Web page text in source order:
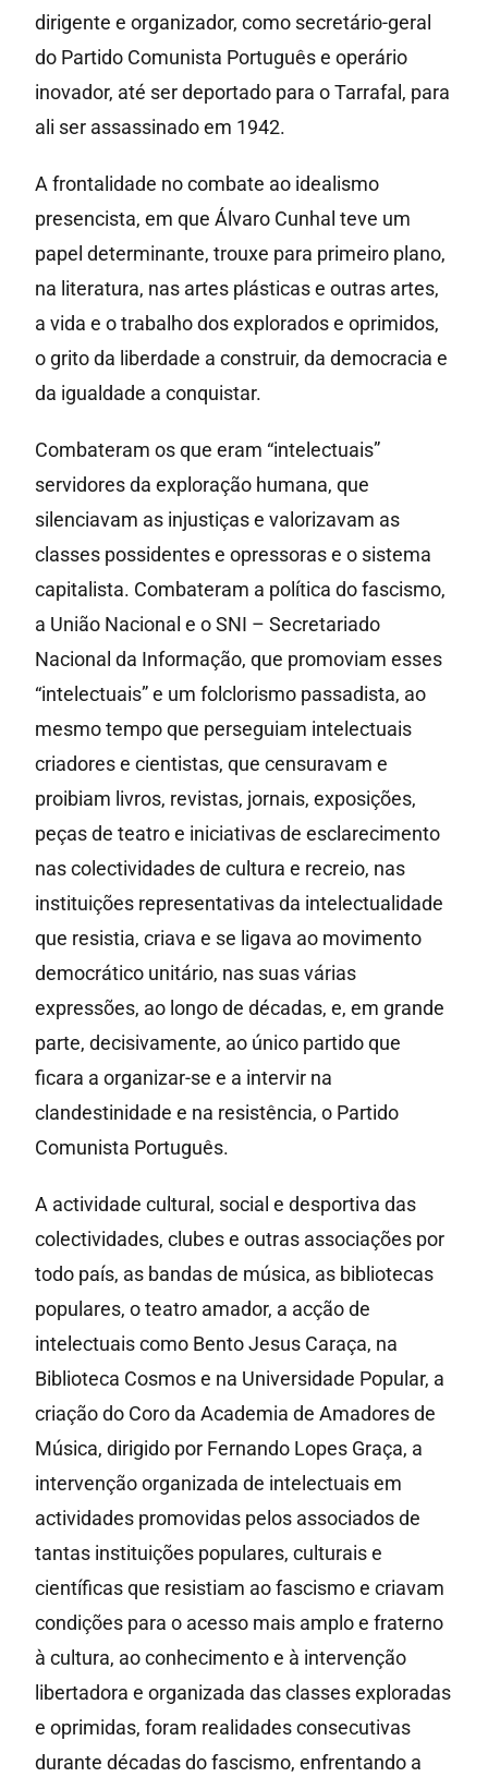
dirigente e organizador, como secretário-geral
do Partido Comunista Português e operário
inovador, até ser deportado para o Tarrafal, para
ali ser assassinado em 1942.
A frontalidade no combate ao idealismo
presencista, em que Álvaro Cunhal teve um
papel determinante, trouxe para primeiro plano,
na literatura, nas artes plásticas e outras artes,
a vida e o trabalho dos explorados e oprimidos,
o grito da liberdade a construir, da democracia e
da igualdade a conquistar.
Combateram os que eram “intelectuais”
servidores da exploração humana, que
silenciavam as injustiças e valorizavam as
classes possidentes e opressoras e o sistema
capitalista. Combateram a política do fascismo,
a União Nacional e o SNI – Secretariado
Nacional da Informação, que promoviam esses
“intelectuais” e um folclorismo passadista, ao
mesmo tempo que perseguiam intelectuais
criadores e cientistas, que censuravam e
proibiam livros, revistas, jornais, exposições,
peças de teatro e iniciativas de esclarecimento
nas colectividades de cultura e recreio, nas
instituições representativas da intelectualidade
que resistia, criava e se ligava ao movimento
democrático unitário, nas suas várias
expressões, ao longo de décadas, e, em grande
parte, decisivamente, ao único partido que
ficara a organizar-se e a intervir na
clandestinidade e na resistência, o Partido
Comunista Português.
A actividade cultural, social e desportiva das
colectividades, clubes e outras associações por
todo país, as bandas de música, as bibliotecas
populares, o teatro amador, a acção de
intelectuais como Bento Jesus Caraça, na
Biblioteca Cosmos e na Universidade Popular, a
criação do Coro da Academia de Amadores de
Música, dirigido por Fernando Lopes Graça, a
intervenção organizada de intelectuais em
actividades promovidas pelos associados de
tantas instituições populares, culturais e
científicas que resistiam ao fascismo e criavam
condições para o acesso mais amplo e fraterno
à cultura, ao conhecimento e à intervenção
libertadora e organizada das classes exploradas
e oprimidas, foram realidades consecutivas
durante décadas do fascismo, enfrentando a